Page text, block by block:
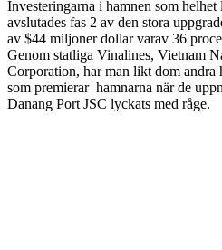
Investeringarna i hamnen som
avslutades fas 2 av den stora
av $44 miljoner dollar varav 36
Genom statliga Vinalines, Vietnam
Corporation, har man likt dom andra
som premierar hamnarna när de
Danang Port JSC lyckats med råge.